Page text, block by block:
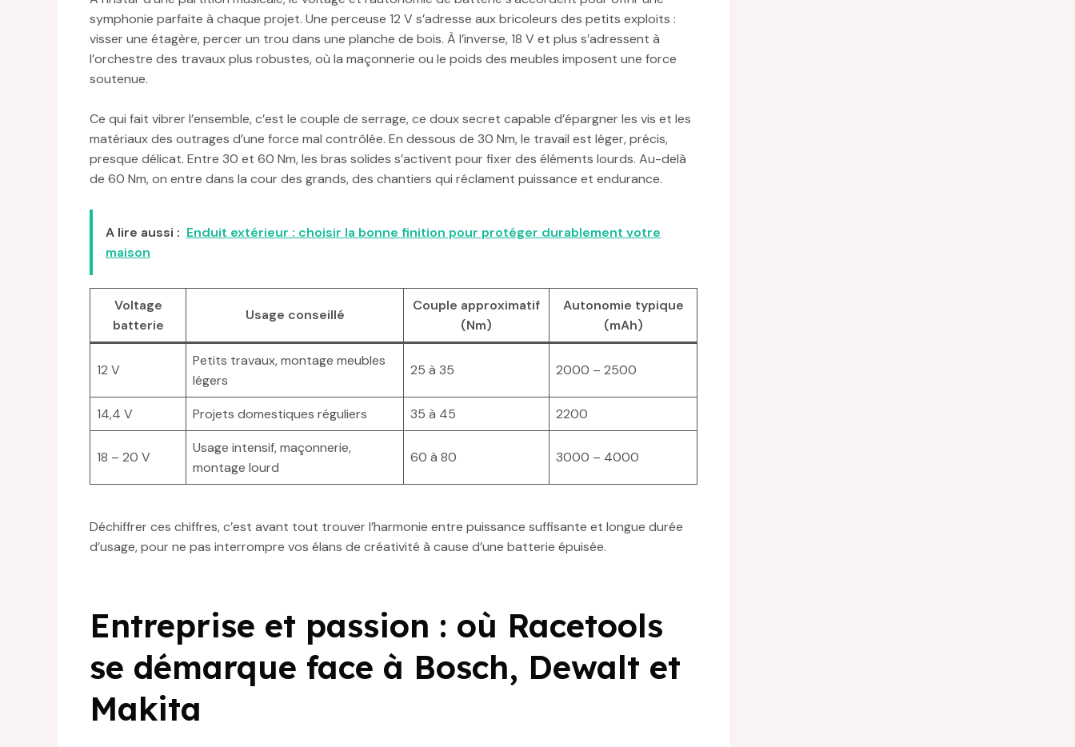
symphonie parfaite à chaque projet. Une perceuse 12 V s’adresse aux bricoleurs des petits exploits :
visser une étagère, percer un trou dans une planche de bois. À l’inverse, 18 V et plus s’adressent à
l’orchestre des travaux plus robustes, où la maçonnerie ou le poids des meubles imposent une force
soutenue.
Ce qui fait vibrer l’ensemble, c’est le couple de serrage, ce doux secret capable d’épargner les vis et les
matériaux des outrages d’une force mal contrôlée. En dessous de 30 Nm, le travail est léger, précis,
presque délicat. Entre 30 et 60 Nm, les bras solides s’activent pour fixer des éléments lourds. Au-delà
de 60 Nm, on entre dans la cour des grands, des chantiers qui réclament puissance et endurance.
A lire aussi : Enduit extérieur : choisir la bonne finition pour protéger durablement votre
maison
Voltage
batterie
Usage conseillé
Couple approximatif
(Nm)
Autonomie typique
(mAh)
12 V
Petits travaux, montage meubles
légers
25 à 35 2000 – 2500
14,4 V Projets domestiques réguliers 35 à 45 2200
18 – 20 V
Usage intensif, maçonnerie,
montage lourd
60 à 80 3000 – 4000
Déchiffrer ces chiffres, c’est avant tout trouver l’harmonie entre puissance suffisante et longue durée
d’usage, pour ne pas interrompre vos élans de créativité à cause d’une batterie épuisée.
Entreprise et passion : où Racetools
se démarque face à Bosch, Dewalt et
Makita